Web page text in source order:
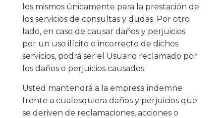
los mismos únicamente para la prestación de
los servicios de consultas y dudas. Por otro
lado, en caso de causar daños y perjuicios
por un uso ilícito o incorrecto de dichos
servicios, podrá ser el Usuario reclamado por
los daños o perjuicios causados.
Usted mantendrá a la empresa indemne
frente a cualesquiera daños y perjuicios que
se deriven de reclamaciones, acciones o